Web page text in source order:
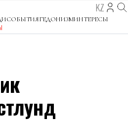
KZ
СОБЫТИЯГЕДОНИЗМИНТЕРЕСЫ